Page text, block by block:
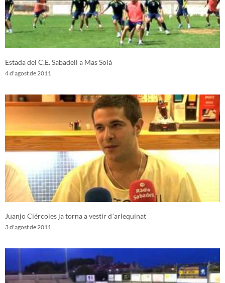
Estada del C.E. Sabadell a Mas Solà
4 d'agost de 2011
Juanjo Ciércoles ja torna a vestir d´arlequinat
3 d'agost de 2011